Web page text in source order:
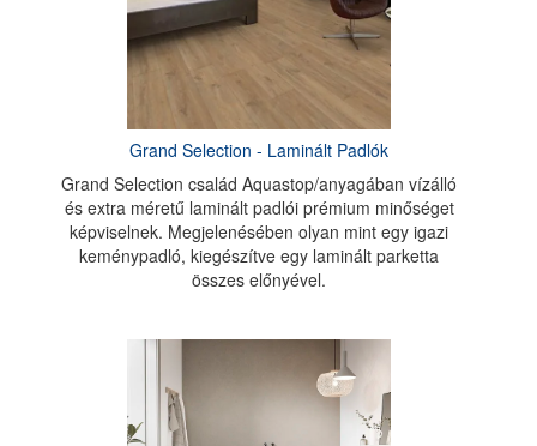
Grand Selection - Laminált Padlók
Grand Selection család Aquastop/anyagában vízálló
és extra méretű laminált padlói prémium minőséget
képviselnek. Megjelenésében olyan mint egy igazi
keménypadló, kiegészítve egy laminált parketta
összes előnyével.